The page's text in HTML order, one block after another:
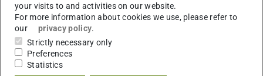
Studienangebote vor und geben einen umfassenden
Einblick in die Inhalte und Strukturen des
Geschichtsstudiums.
Der Talk bietet eine Gelegenheit, detaillierte Informationen
your visits to and activities on our website.
For more information about cookies we use, please refer to
our
privacy policy.
Strictly necessary only
Preferences
Statistics